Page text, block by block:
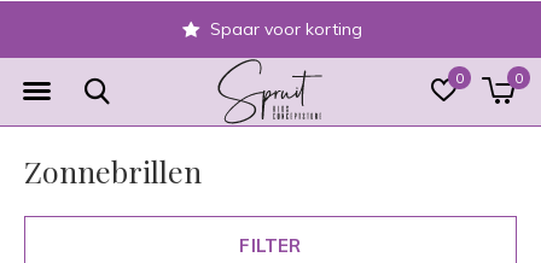
0 0
Veilig achteraf betalen
Zonnebrillen
FILTER